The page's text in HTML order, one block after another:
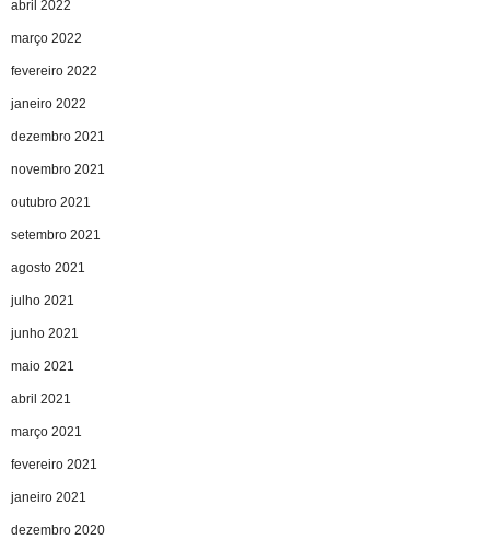
abril 2022
março 2022
fevereiro 2022
janeiro 2022
dezembro 2021
novembro 2021
outubro 2021
setembro 2021
agosto 2021
julho 2021
junho 2021
maio 2021
abril 2021
março 2021
fevereiro 2021
janeiro 2021
dezembro 2020